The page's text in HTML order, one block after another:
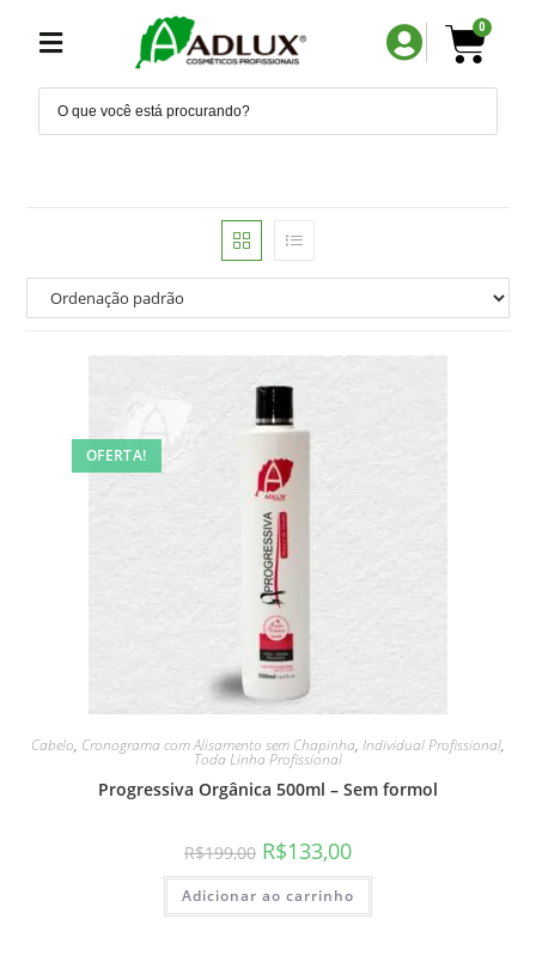
0
OFERTA!
Cabelo, Cronograma com Alisamento sem Chapinha, Individual Profissional,
Toda Linha Profissional
Progressiva Orgânica 500ml – Sem formol
R$199,00 R$133,00
Adicionar ao carrinho